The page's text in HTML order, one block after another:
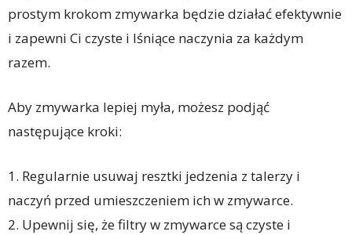
prostym krokom zmywarka będzie działać efektywnie
i zapewni Ci czyste i lśniące naczynia za każdym
razem.
Aby zmywarka lepiej myła, możesz podjąć
następujące kroki:
1. Regularnie usuwaj resztki jedzenia z talerzy i
naczyń przed umieszczeniem ich w zmywarce.
2. Upewnij się, że filtry w zmywarce są czyste i